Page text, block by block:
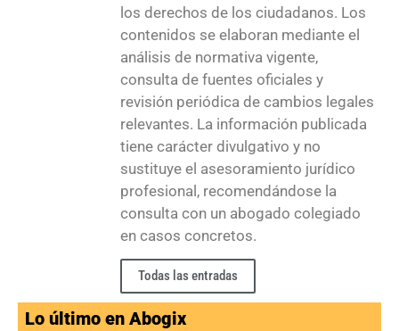
los derechos de los ciudadanos. Los
contenidos se elaboran mediante el
análisis de normativa vigente,
consulta de fuentes oficiales y
revisión periódica de cambios legales
relevantes. La información publicada
tiene carácter divulgativo y no
sustituye el asesoramiento jurídico
profesional, recomendándose la
consulta con un abogado colegiado
en casos concretos.
Todas las entradas
Lo último en Abogix